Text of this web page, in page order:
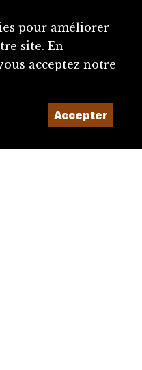
pour améliorer
site. En
acceptez notre
Accepter